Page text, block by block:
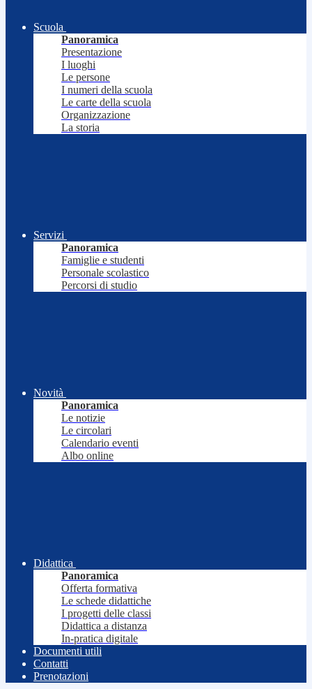
Scuola
Panoramica
Presentazione
I luoghi
Le persone
I numeri della scuola
Le carte della scuola
Organizzazione
La storia
Servizi
Panoramica
Famiglie e studenti
Personale scolastico
Percorsi di studio
Novità
Panoramica
Le notizie
Le circolari
Calendario eventi
Albo online
Didattica
Panoramica
Offerta formativa
Le schede didattiche
I progetti delle classi
Didattica a distanza
In-pratica digitale
Documenti utili
Contatti
Prenotazioni